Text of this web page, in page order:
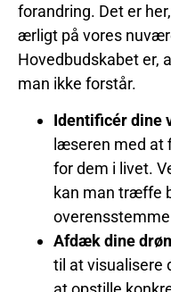
forandring. Det er
ærligt på vores
Hovedbudskabet er,
man ikke forstår.
Identificér dine
læseren med at
for dem i livet.
kan man træffe
Afdæk dine
til at visualisere